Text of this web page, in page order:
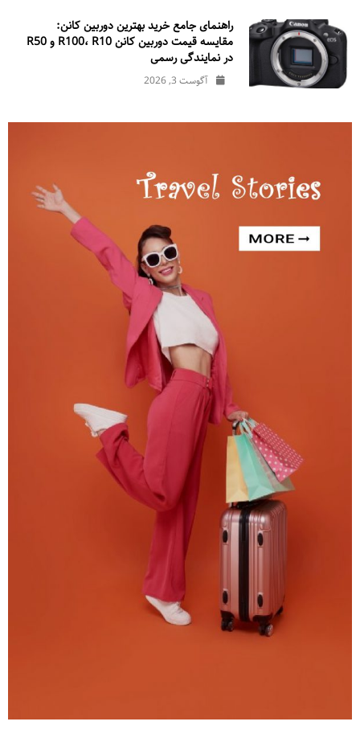
راهنمای جامع خرید بهترین دوربین کانن:
مقایسه قیمت دوربین کانن R100، R10 و R50
در نمایندگی رسمی
آگوست 3, 2026